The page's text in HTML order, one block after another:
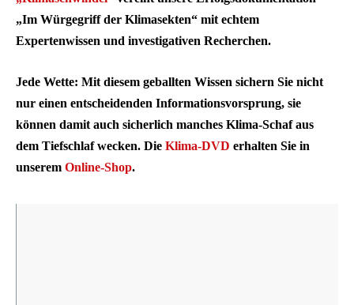
„Im Würgegriff der Klimasekten“ mit echtem
Expertenwissen und investigativen Recherchen.
Jede Wette: Mit diesem geballten Wissen sichern Sie nicht
nur einen entscheidenden Informationsvorsprung, sie
können damit auch sicherlich manches Klima-Schaf aus
dem Tiefschlaf wecken. Die Klima-DVD erhalten Sie in
unserem Online-Shop.